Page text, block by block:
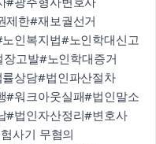
제한#재보궐선거
인복지법#노인학대신고
장고발#노인학대증거
상담#법인파산절차
#워크아웃실패#법인말소
#법인자산정리#변호사
사기 무혐의